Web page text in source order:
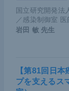
国立研究開発法
／感染制御室 医
岩田 敏 先生
【第81回日
プを支えるス